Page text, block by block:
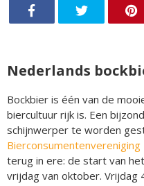
Nederlands
Bockbier is één van de
biercultuur rijk is. Een
schijnwerper te worden
Bierconsumentenvereniging
terug in ere: de start van
vrijdag van oktober. Vrijdag